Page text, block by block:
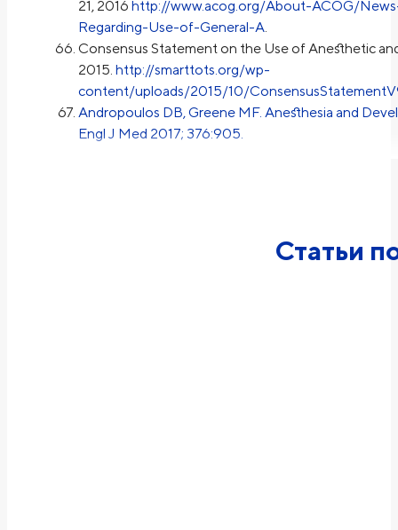
21, 2016 http://www.acog.org/About-ACOG/
Regarding-Use-of-General-A.
Consensus Statement on the Use of Anesthetic
2015. http://smarttots.org/wp-
content/uploads/2015/10/
Andropoulos DB, Greene MF. Anesthesia and
Engl J Med 2017; 376:905.
Статьи